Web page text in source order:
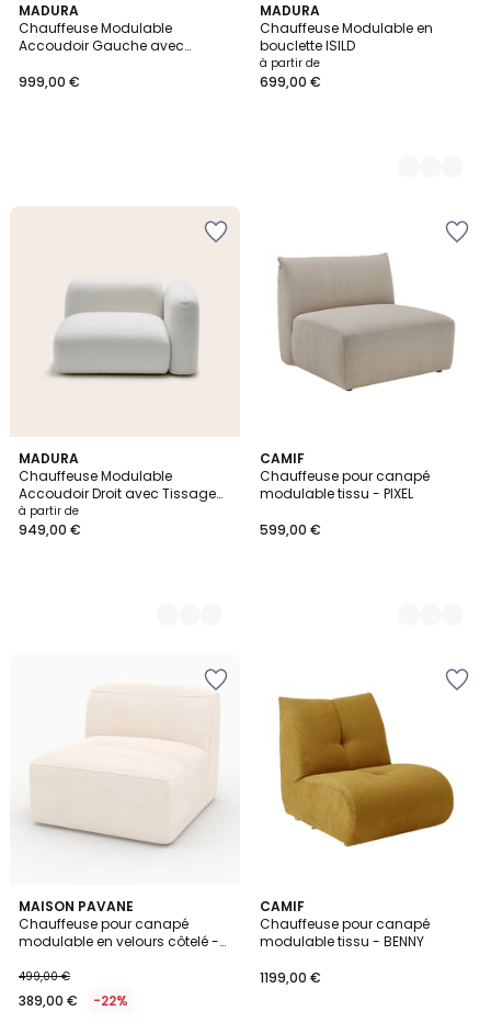
MADURA
Chauffeuse Modulable
Accoudoir Gauche avec
acrylique ISILD
999,00 €
MADURA
Chauffeuse Modulable en
bouclette ISILD
à partir de
699,00 €
2
Couleurs
MADURA
Chauffeuse Modulable
Accoudoir Droit avec Tissage
natté en coton et acrylique ISILD
à partir de
949,00 €
2
Couleurs
CAMIF
Chauffeuse pour canapé
modulable tissu - PIXEL
599,00 €
2
Couleurs
MAISON PAVANE
Chauffeuse pour canapé
modulable en velours côtelé -
499,00 €
389,00 € -22%
CAMIF
Chauffeuse pour canapé
modulable tissu - BENNY
1199,00 €
3
Couleurs